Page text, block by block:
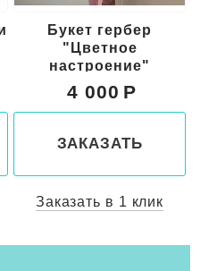
Букет цветов
"Марго"
4 450
ЗАКАЗАТЬ
Заказать в 1 клик